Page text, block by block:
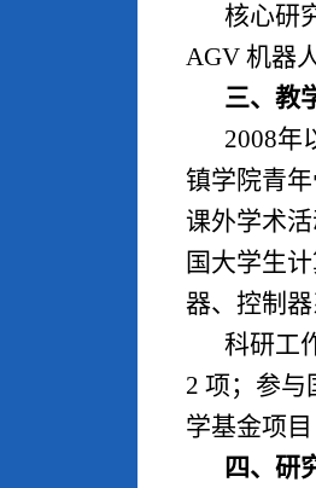
核心研
AGV 机器
三、教
2008年
镇学院青
课外学术
国大学生
器、控制
科研工
2 项；参与
学基金项
四、研